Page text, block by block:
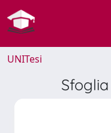
UNITesi